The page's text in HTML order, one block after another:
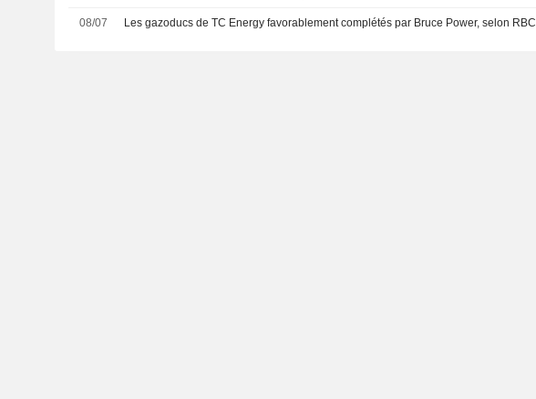
08/07 Les gazoducs de TC Energy favorablement complétés par Bruce Power, selon RBC